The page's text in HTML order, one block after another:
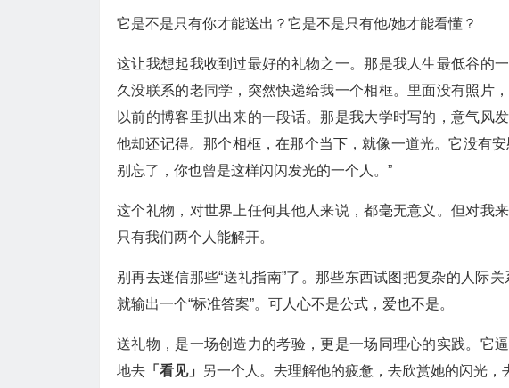
它是不是只有你才能送出？它是不是只有他/她才能看懂？
这让我想起我收到过最好的礼物之一。那是我人生最低谷的
久没联系的老同学，突然快递给我一个相框。里面没有照片
以前的博客里扒出来的一段话。那是我大学时写的，意气风
他却还记得。那个相框，在那个当下，就像一道光。它没有
别忘了，你也曾是这样闪闪发光的一个人。”
这个礼物，对世界上任何其他人来说，都毫无意义。但对我
只有我们两个人能解开。
别再去迷信那些“送礼指南”了。那些东西试图把复杂的人际关
就输出一个“标准答案”。可人心不是公式，爱也不是。
送礼物，是一场创造力的考验，更是一场同理心的实践。它
地去 「看见」 另一个人。去理解他的疲惫，去欣赏她的闪光，